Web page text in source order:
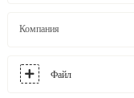
Компания
Файл